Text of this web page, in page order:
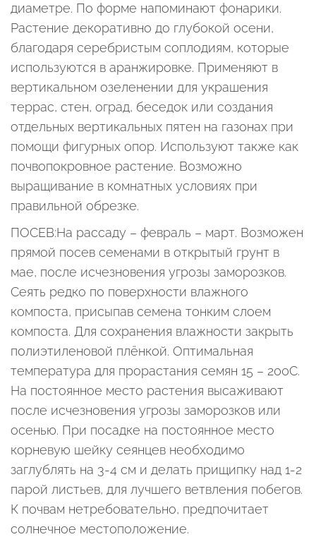
диаметре. По форме напоминают фонарики.
Растение декоративно до глубокой осени,
благодаря серебристым соплодиям, которые
используются в аранжировке. Применяют в
вертикальном озеленении для украшения
террас, стен, оград, беседок или создания
отдельных вертикальных пятен на газонах при
помощи фигурных опор. Используют также как
почвопокровное растение. Возможно
выращивание в комнатных условиях при
правильной обрезке.
ПОСЕВ:На рассаду – февраль – март. Возможен
прямой посев семенами в открытый грунт в
мае, после исчезновения угрозы заморозков.
Сеять редко по поверхности влажного
компоста, присыпав семена тонким слоем
компоста. Для сохранения влажности закрыть
полиэтиленовой плёнкой. Оптимальная
температура для прорастания семян 15 – 200С.
На постоянное место растения высаживают
после исчезновения угрозы заморозков или
осенью. При посадке на постоянное место
корневую шейку сеянцев необходимо
заглублять на 3-4 см и делать прищипку над 1-2
парой листьев, для лучшего ветвления побегов.
К почвам нетребовательно, предпочитает
солнечное местоположение.